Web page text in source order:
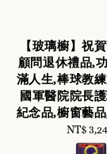
【玻璃櫥】祝
顧問退休禮品,
滿人生,棒球教
國軍醫院院長
紀念品,櫥窗藝
NT$